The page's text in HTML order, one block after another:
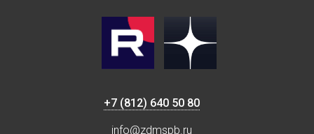
+7 (812) 640 50 80
info@zdmspb.ru